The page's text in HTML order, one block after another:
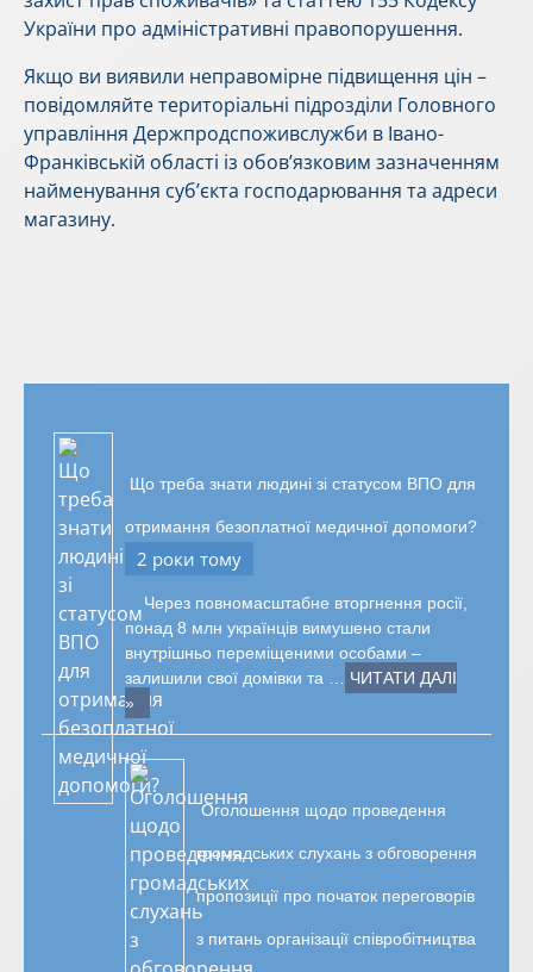
України про адміністративні правопорушення.
Якщо ви виявили неправомірне підвищення цін –
повідомляйте територіальні підрозділи Головного
управління Держпродспоживслужби в Івано-
Франківській області із обов’язковим зазначенням
найменування суб’єкта господарювання та адреси
магазину.
Що треба знати людині зі статусом ВПО для
отримання безоплатної медичної допомоги?
2 роки тому
Через повномасштабне вторгнення росії,
понад 8 млн українців вимушено стали
внутрішньо переміщеними особами –
залишили свої домівки та … ЧИТАТИ ДАЛІ
»
Оголошення щодо проведення
громадських слухань з обговорення
пропозиції про початок переговорів
з питань організації співробітництва